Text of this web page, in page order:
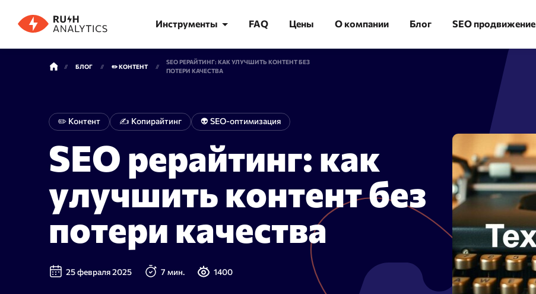
Инструменты
Анализ позиций
Точная проверка позиций в Яндекс
и Google — только реальная выдача
поисковых систем
Проверка позиций сайта
Семантика
Феноменальная скорость
проверки — 100000 URL в течение
часа
Сбор Wordstat
Аудит сайта
Огромная экономия времени:
сгруппируйте 10 000 ключевых
слов за 10 минут
Метасканер
FAQ Цены О компании Блог SEO продвижение
БЛОГ ✏️ КОНТЕНТ
SEO РЕРАЙТИНГ: КАК УЛУЧШИТЬ КОНТЕНТ БЕЗ
ПОТЕРИ КАЧЕСТВА
✏️ Контент ✍️ Копирайтинг 👽 SEO-оптимизация
SEO рерайтинг: как
улучшить контент без
потери качества
25 февраля 2025 7 мин. 1400